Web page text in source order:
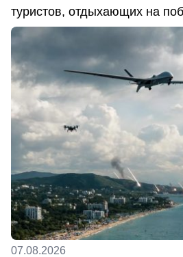
туристов, отдыхающих на
07.08.2026